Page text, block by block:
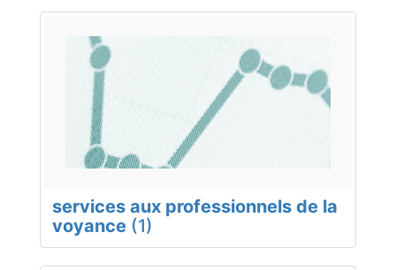
services aux professionnels de la
voyance (1)